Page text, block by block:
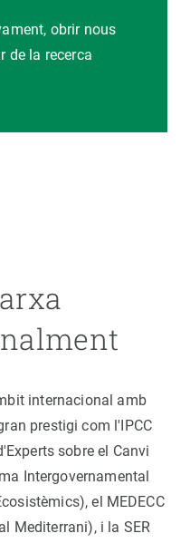
obrir nous
de la recerca
internacional amb
prestigi com l'IPCC
sobre el Canvi
Intergovernamental
el MEDECC
Mediterrani), i la SER